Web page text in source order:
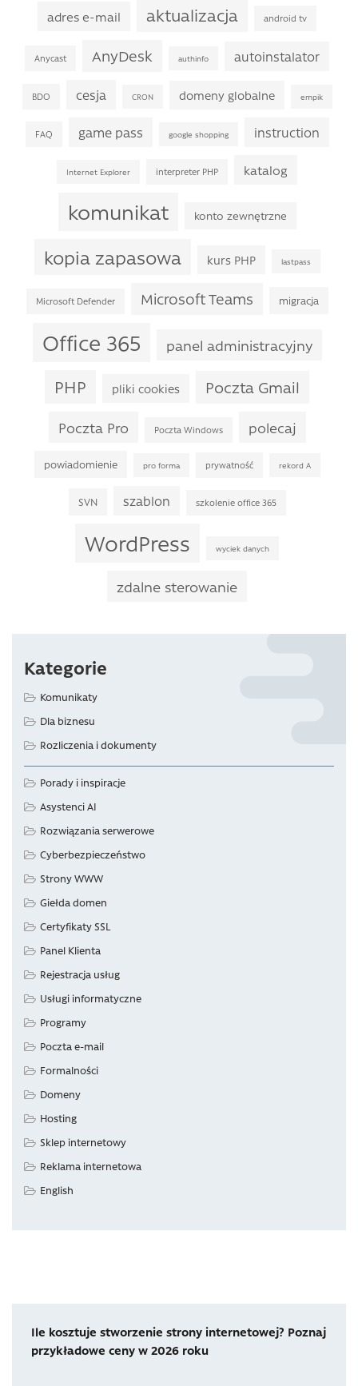
adres e-mail aktualizacja android tv
Anycast AnyDesk authinfo autoinstalator
BDO cesja CRON domeny globalne empik
FAQ game pass google shopping instruction
Internet Explorer interpreter PHP katalog
komunikat konto zewnętrzne
kopia zapasowa kurs PHP lastpass
Microsoft Defender Microsoft Teams migracja
Office 365 panel administracyjny
PHP pliki cookies Poczta Gmail
Poczta Pro Poczta Windows polecaj
powiadomienie pro forma prywatność rekord A
SVN szablon szkolenie office 365
WordPress wyciek danych
zdalne sterowanie
Kategorie
Komunikaty
Dla biznesu
Rozliczenia i dokumenty
Porady i inspiracje
Asystenci AI
Rozwiązania serwerowe
Cyberbezpieczeństwo
Strony WWW
Giełda domen
Certyfikaty SSL
Panel Klienta
Rejestracja usług
Usługi informatyczne
Programy
Poczta e-mail
Formalności
Domeny
Hosting
Sklep internetowy
Reklama internetowa
English
Ile kosztuje stworzenie strony internetowej? Poznaj
przykładowe ceny w 2026 roku